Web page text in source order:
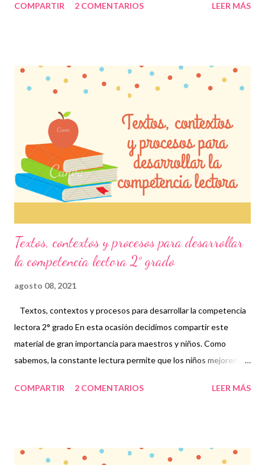
aprendizaje que, en conjunto, conforman la competencia
proporciona, es decir, sólo leen por leer pero a veces no
comprenden lo que están leyendo. Comprender lo que los niños
leen es indispensable, no sólo por cumplir con una materia, sino
porque reconocen situaciones que se presentan en diferentes
escenarios y de este modo, ellos mismos pueden emitir una
opinión que es muy importante para su desempeño académico.
Por tal motivo, consideramos que este material es indispensable
para todas ...
COMPARTIR 2 COMENTARIOS LEER MÁS
Textos, contextos y procesos para desarrollar
la competencia lectora 2° grado
agosto 08, 2021
Textos, contextos y procesos para desarrollar la competencia
lectora 2° grado En esta ocasión decidimos compartir este
material de gran importancia para maestros y niños. Como
sabemos, la constante lectura permite que los niños mejoren su
aprendizaje que, en conjunto, conforman la competencia
proporciona, es decir, sólo leen por leer pero a veces no
COMPARTIR 2 COMENTARIOS LEER MÁS